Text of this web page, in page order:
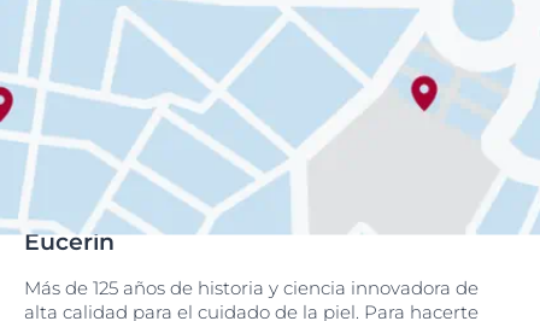
Eucerin
Más de 125 años de historia y ciencia innovadora de
alta calidad para el cuidado de la piel. Para hacerte